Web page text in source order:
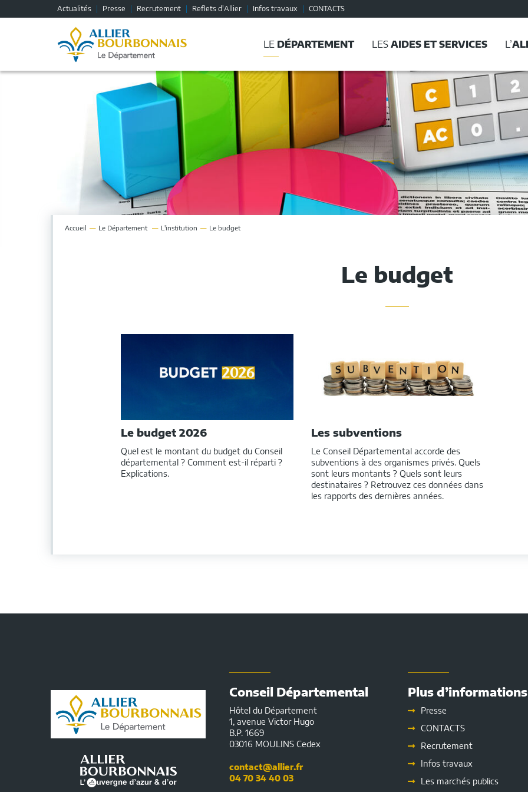
Actualités Presse Recrutement Reflets d'Allier Infos travaux CONTACTS
LE DÉPARTEMENT LES AIDES ET SERVICES L’
Accueil Le Département L'institution Le budget
Le budget
cette
Le budget 2026
Quel est le montant du budget du Conseil
départemental ? Comment est-il réparti ?
Explications.
Les subventions
Le Conseil Départemental accorde des
subventions à des organismes privés. Quels
sont leurs montants ? Quels sont leurs
destinataires ? Retrouvez ces données dans
les rapports des dernières années.
Conseil
Départemental
Conseil Départemental
Hôtel du Département
1, avenue Victor Hugo
B.P. 1669
03016 MOULINS Cedex
contact@allier.fr
04 70 34 40 03
Plus d’informations
Presse
CONTACTS
Recrutement
Infos travaux
Les marchés publics
Fenêtre